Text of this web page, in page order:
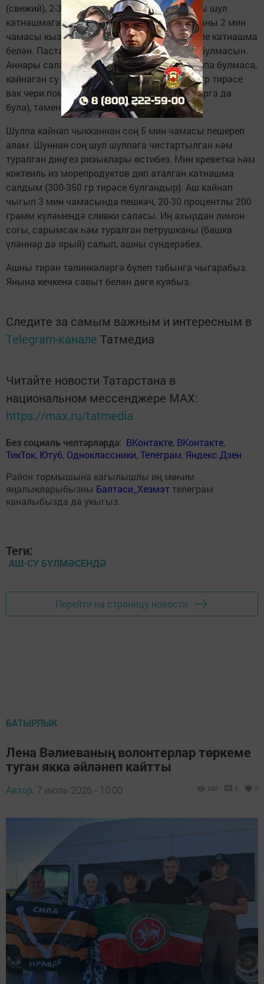
(свежий), 2-3 мин кыздырып алабыз, аннары шул
катнашмага Том-ям пастасы салабыз һәм аны 2 мин
чамасы кыздырырга кирәк суганлы-гөмбәле катнашма
белән. Пастаны чамалап салыгыз, бик әче булмасын.
Аннары салам 1 литр тавык шулпасын (шулпа булмаса,
кайнаган су салып та тәмле чыга), 150-200 гр тирәсе
вак чери помидор (булмаса, эреләрен вакларга да
була), тәменчә тоз өстибез.
Шулпа кайнап чыкканнан соң 5 мин чамасы пешереп
алам. Шуннан соң шул шулпага чистартылган һәм
туралган диңгез ризыклары өстибез. Мин креветка һәм
коктеиль из морепродуктов дип аталган катнашма
салдым (300-350 гр тирәсе булгандыр). Аш кайнап
чыгып 3 мин чамасында пешкәч, 20-30 процентлы 200
грамм күләмендә сливки саласы. Иң ахырдан лимон
согы, сарымсак һәм туралган петрушканы (башка
үләннәр дә ярый) салып, ашны сүндерәбез.
Ашны тирән тәлинкәләргә бүлеп табынга чыгарабыз.
Янына кечкенә савыт белән дөге куябыз.
Следите за самым важным и интересным в
Telegram-канале Татмедиа
Читайте новости Татарстана в
национальном мессенджере MАХ:
https://max.ru/tatmedia
Без социаль челтәрләрдә: ВКонтакте, ВКонтакте,
ТикТок, Ютуб, Одноклассники,Телеграм, Яндекс.Дзен
Район тормышына кагылышлы иң мөһим
яңалыкларыбызны Балтаси_Хезмэт телеграм
каналыбызда да укыгыз.
Теги:
АШ-СУ БҮЛМӘСЕНДӘ
Перейти на страницу новости
БАТЫРЛЫК
Лена Вәлиеваның волонтерлар төркеме
туган якка әйләнеп кайтты
Автор, 7 июль 2026 - 10:00 280 0 0